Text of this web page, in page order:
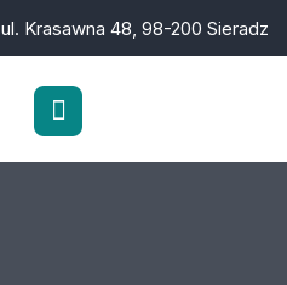
ul. Krasawna 48, 98-200 Sieradz